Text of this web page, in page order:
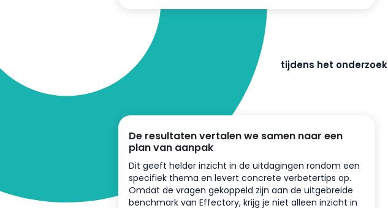
tijdens het onderzoek
De resultaten vertalen we samen naar een
plan van aanpak
Dit geeft helder inzicht in de uitdagingen rondom een
specifiek thema en levert concrete verbetertips op.
Omdat de vragen gekoppeld zijn aan de uitgebreide
benchmark van Effectory, krijg je niet alleen inzicht in